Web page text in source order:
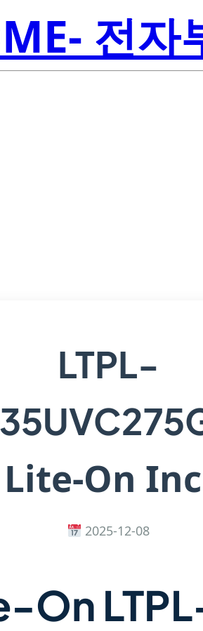
전자
LTPL-
Lite-On
2025-12-08
On